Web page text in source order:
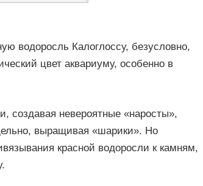
водоросль Калоглоссу, безусловно,
цвет аквариуму, особенно в
создавая невероятные «наросты»,
выращивая «шарики». Но
красной водоросли к камням,